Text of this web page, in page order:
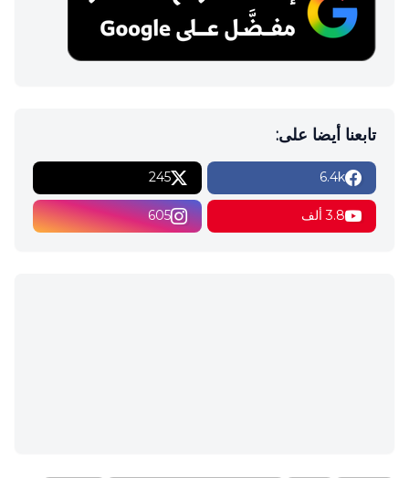
تابعنا أيضا على:
6.4k
245
3.8 ألف 605